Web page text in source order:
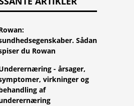
Sådan
du Rowan
- årsager,
virkninger og
af